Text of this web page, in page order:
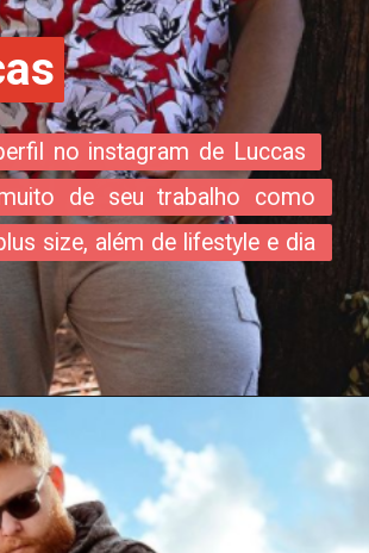
no instagram de Luccas
de seu trabalho como
size, além de lifestyle e dia
no instagram de Luccas
de seu trabalho como
size, além de lifestyle e dia